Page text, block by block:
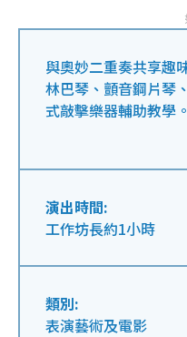
與奧妙二重奏共享趣
林巴琴、顫音鋼片琴
式敲擊樂器輔助教學。
演出時間:
工作坊長約1小時
類別:
表演藝術及電影